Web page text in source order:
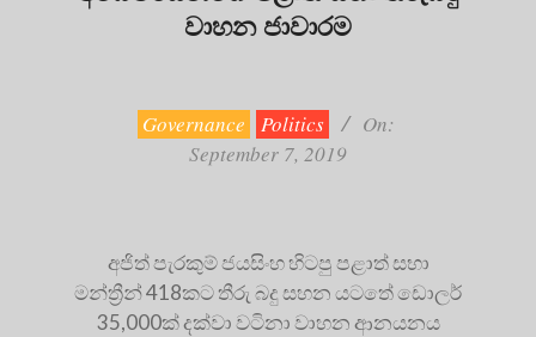
වාහන ජාවාරම
Governance Politics
On:
September 7, 2019
අජිත් පැරකුම් ජයසිංහ හිටපු පළාත් සභා
මන්ත්‍රීන් 418කට තීරු බදු සහන යටතේ ඩොලර්
35,000ක් දක්වා වටිනා වාහන ආනයනය